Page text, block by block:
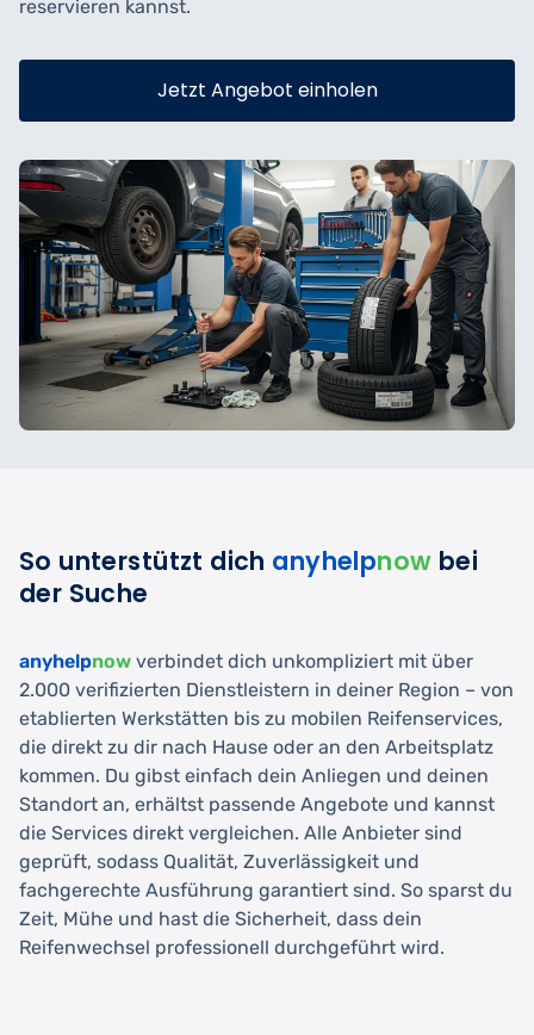
reservieren kannst.
Jetzt Angebot einholen
So unterstützt dich anyhelpnow bei
der Suche
anyhelpnow verbindet dich unkompliziert mit über
2.000 verifizierten Dienstleistern in deiner Region – von
etablierten Werkstätten bis zu mobilen Reifenservices,
die direkt zu dir nach Hause oder an den Arbeitsplatz
kommen. Du gibst einfach dein Anliegen und deinen
Standort an, erhältst passende Angebote und kannst
die Services direkt vergleichen. Alle Anbieter sind
geprüft, sodass Qualität, Zuverlässigkeit und
fachgerechte Ausführung garantiert sind. So sparst du
Zeit, Mühe und hast die Sicherheit, dass dein
Reifenwechsel professionell durchgeführt wird.